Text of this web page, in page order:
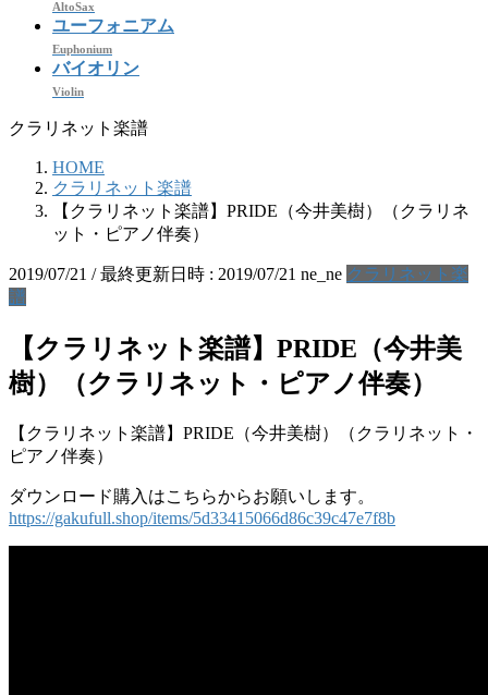
AltoSax
ユーフォニアム
Euphonium
バイオリン
Violin
クラリネット楽譜
HOME
クラリネット楽譜
【クラリネット楽譜】PRIDE（今井美樹）（クラリネ
ット・ピアノ伴奏）
2019/07/21 / 最終更新日時 : 2019/07/21 ne_ne クラリネット楽
譜
【クラリネット楽譜】PRIDE（今井美
樹）（クラリネット・ピアノ伴奏）
【クラリネット楽譜】PRIDE（今井美樹）（クラリネット・
ピアノ伴奏）
ダウンロード購入はこちらからお願いします。
https://gakufull.shop/items/5d33415066d86c39c47e7f8b